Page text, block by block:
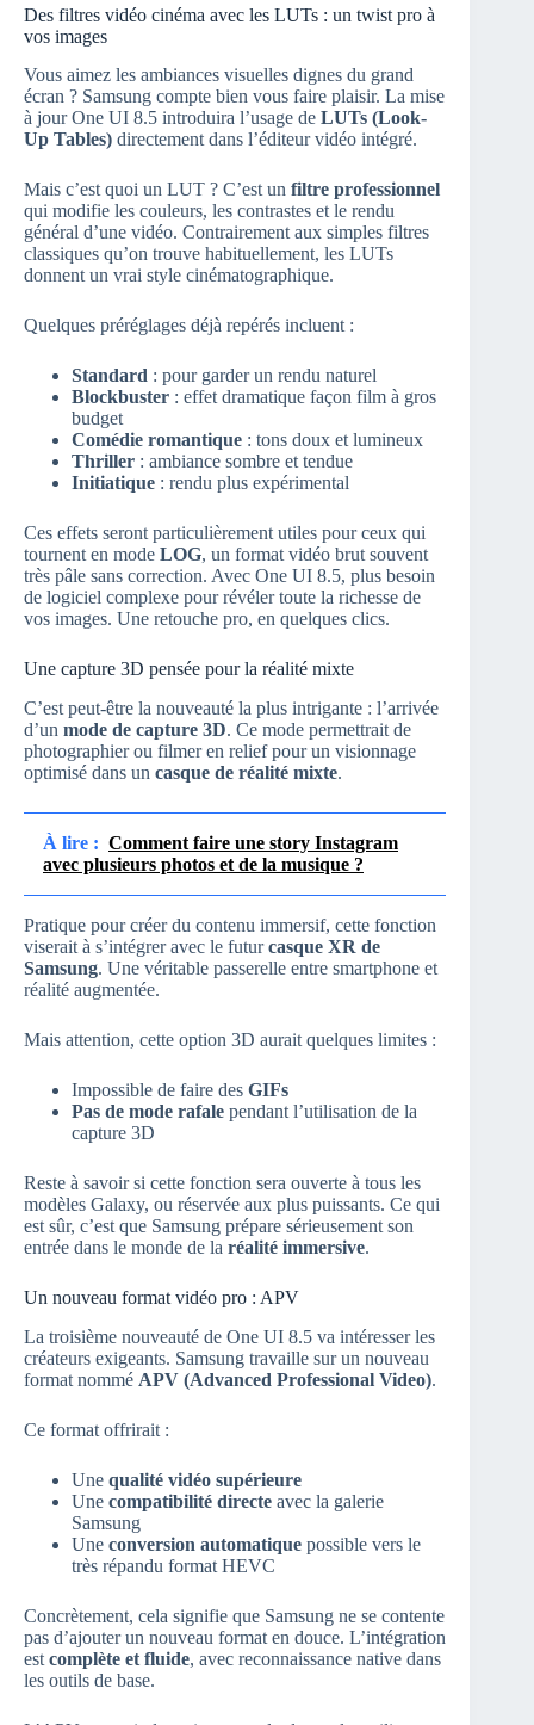
Des filtres vidéo cinéma avec les LUTs : un twist pro à
vos images
Vous aimez les ambiances visuelles dignes du grand
écran ? Samsung compte bien vous faire plaisir. La mise
à jour One UI 8.5 introduira l’usage de LUTs (Look-
Up Tables) directement dans l’éditeur vidéo intégré.
Mais c’est quoi un LUT ? C’est un filtre professionnel
qui modifie les couleurs, les contrastes et le rendu
général d’une vidéo. Contrairement aux simples filtres
classiques qu’on trouve habituellement, les LUTs
donnent un vrai style cinématographique.
Quelques préréglages déjà repérés incluent :
Standard : pour garder un rendu naturel
Blockbuster : effet dramatique façon film à gros
budget
Comédie romantique : tons doux et lumineux
Thriller : ambiance sombre et tendue
Initiatique : rendu plus expérimental
Ces effets seront particulièrement utiles pour ceux qui
tournent en mode LOG, un format vidéo brut souvent
très pâle sans correction. Avec One UI 8.5, plus besoin
de logiciel complexe pour révéler toute la richesse de
vos images. Une retouche pro, en quelques clics.
Une capture 3D pensée pour la réalité mixte
C’est peut-être la nouveauté la plus intrigante : l’arrivée
d’un mode de capture 3D. Ce mode permettrait de
photographier ou filmer en relief pour un visionnage
optimisé dans un casque de réalité mixte.
À lire : Comment faire une story Instagram
avec plusieurs photos et de la musique ?
Pratique pour créer du contenu immersif, cette fonction
viserait à s’intégrer avec le futurcasque XR de
Samsung. Une véritable passerelle entre smartphone et
réalité augmentée.
Mais attention, cette option 3D aurait quelques limites :
Impossible de faire des GIFs
Pas de mode rafale pendant l’utilisation de la
capture 3D
Reste à savoir si cette fonction sera ouverte à tous les
modèles Galaxy, ou réservée aux plus puissants. Ce qui
est sûr, c’est que Samsung prépare sérieusement son
entrée dans le monde de la réalité immersive.
Un nouveau format vidéo pro : APV
La troisième nouveauté de One UI 8.5 va intéresser les
créateurs exigeants. Samsung travaille sur un nouveau
format nommé APV (Advanced Professional Video).
Ce format offrirait :
Une qualité vidéo supérieure
Une compatibilité directe avec la galerie
Samsung
Une conversion automatique possible vers le
très répandu format HEVC
Concrètement, cela signifie que Samsung ne se contente
pas d’ajouter un nouveau format en douce. L’intégration
est complète et fluide, avec reconnaissance native dans
les outils de base.